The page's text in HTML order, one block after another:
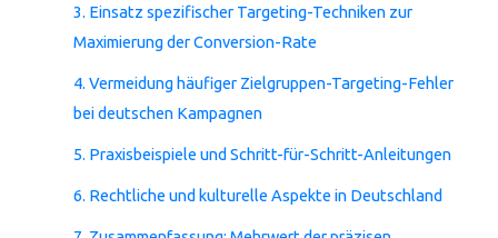
3. Einsatz spezifischer Targeting-Techniken zur
Maximierung der Conversion-Rate
4. Vermeidung häufiger Zielgruppen-Targeting-Fehler
bei deutschen Kampagnen
5. Praxisbeispiele und Schritt-für-Schritt-Anleitungen
6. Rechtliche und kulturelle Aspekte in Deutschland